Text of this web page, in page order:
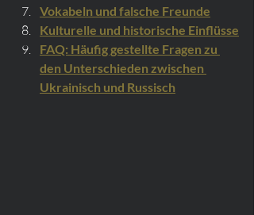
Vokabeln und falsche Freunde
Kulturelle und historische Einflüsse
FAQ: Häufig gestellte Fragen zu
den Unterschieden zwischen
Ukrainisch und Russisch